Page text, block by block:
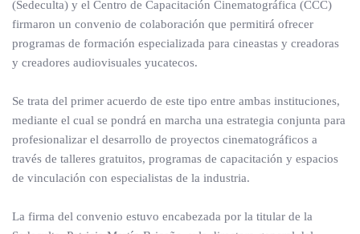
(Sedeculta) y el Centro de Capacitación Cinematográfica (CCC)
firmaron un convenio de colaboración que permitirá ofrecer
programas de formación especializada para cineastas y creadoras
y creadores audiovisuales yucatecos.
Se trata del primer acuerdo de este tipo entre ambas instituciones,
mediante el cual se pondrá en marcha una estrategia conjunta para
profesionalizar el desarrollo de proyectos cinematográficos a
través de talleres gratuitos, programas de capacitación y espacios
de vinculación con especialistas de la industria.
La firma del convenio estuvo encabezada por la titular de la